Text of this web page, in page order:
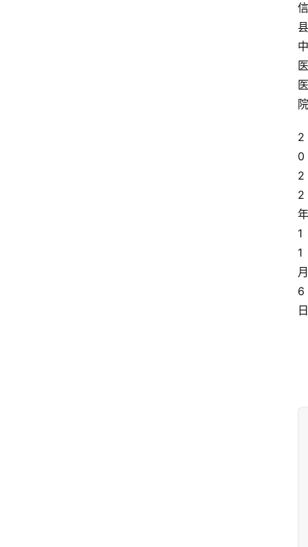
信
县
中
医
医
院
2
0
2
2
年
1
1
月
6
日